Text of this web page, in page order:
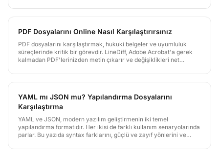
PDF Dosyalarını Online Nasıl Karşılaştırırsınız
PDF dosyalarını karşılaştırmak, hukuki belgeler ve uyumluluk
süreçlerinde kritik bir görevdir. LineDiff, Adobe Acrobat'a gerek
kalmadan PDF'lerinizden metin çıkarır ve değişiklikleri net
korunur.
YAML mı JSON mu? Yapılandırma Dosyalarını
Karşılaştırma
YAML ve JSON, modern yazılım geliştirmenin iki temel
yapılandırma formatıdır. Her ikisi de farklı kullanım senaryolarında
parlar. Bu yazıda syntax farklarını, güçlü ve zayıf yönlerini ve
öğreneceksiniz.